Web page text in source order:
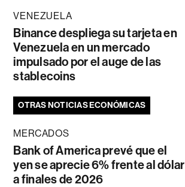
VENEZUELA
Binance despliega su tarjeta en
Venezuela en un mercado
impulsado por el auge de las
stablecoins
OTRAS NOTICIAS ECONÓMICAS
MERCADOS
Bank of America prevé que el
yen se aprecie 6% frente al dólar
a finales de 2026